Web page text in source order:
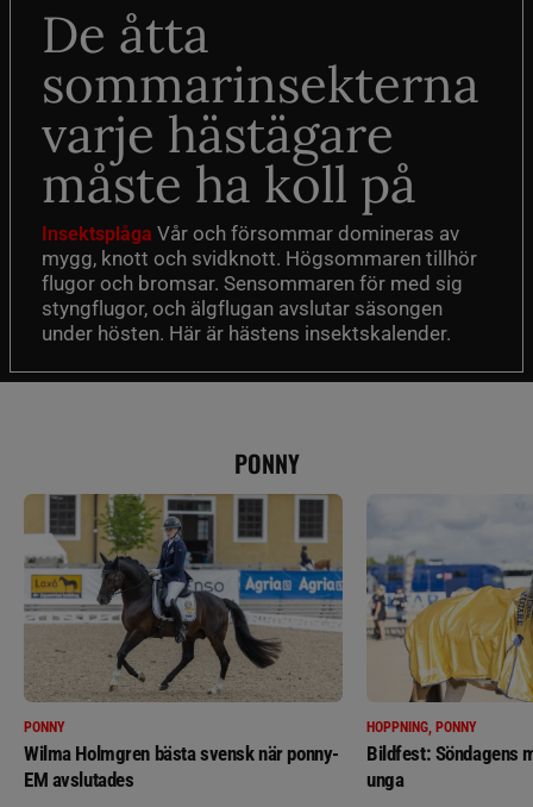
De åtta
sommarinsekterna
varje hästägare
måste ha koll på
Insektsplåga Vår och försommar domineras av
mygg, knott och svidknott. Högsommaren tillhör
flugor och bromsar. Sensommaren för med sig
styngflugor, och älgflugan avslutar säsongen
under hösten. Här är hästens insektskalender.
PONNY
PONNY
Wilma Holmgren bästa svensk när ponny-
EM avslutades
HOPPNING, PONNY
Bildfest: Söndagens
unga